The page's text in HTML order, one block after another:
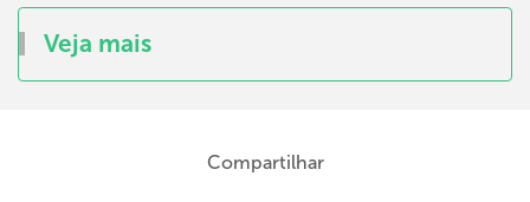
Veja mais
Compartilhar